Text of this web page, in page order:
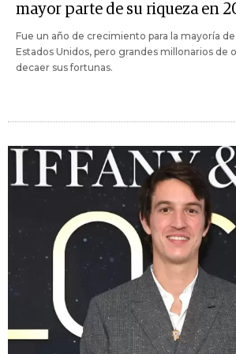
mayor parte de su riqueza en
Fue un año de crecimiento para la mayoría
Estados Unidos, pero grandes millonarios de
decaer sus fortunas.